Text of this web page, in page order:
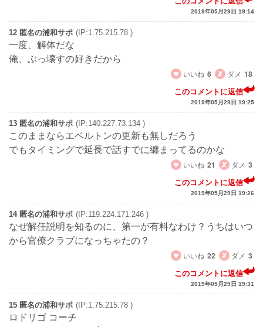
2019年05月29日 19:14
12 匿名の浦和サポ (IP:1.75.215.78 )
一度、解体だな
俺、ぶっ壊すの好きだから
いいね 6 ダメ 18
このコメントに返信
2019年05月29日 19:25
13 匿名の浦和サポ (IP:140.227.73.134 )
このままならエベルトンの更新も無しだろう
でもタイミングで延長で話すでに纏まってるのかな
いいね 21 ダメ 3
このコメントに返信
2019年05月29日 19:26
14 匿名の浦和サポ (IP:119.224.171.246 )
なぜ解任説明を知るのに、第一が有料なわけ？うちはいつ
から官僚クラブになっちゃたの？
いいね 22 ダメ 3
このコメントに返信
2019年05月29日 19:31
15 匿名の浦和サポ (IP:1.75.215.78 )
ロドリゴ コーチ